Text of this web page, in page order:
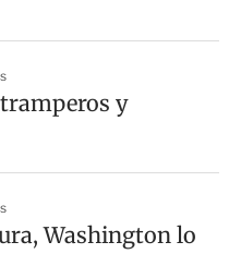
y
Washington lo